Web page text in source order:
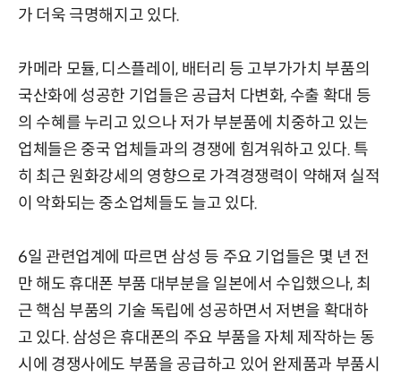
가 더욱 극명해지고 있다.
카메라 모듈, 디스플레이, 배터리 등 고부가가치 부품의
국산화에 성공한 기업들은 공급처 다변화, 수출 확대 등
의 수혜를 누리고 있으나 저가 부분품에 치중하고 있는
업체들은 중국 업체들과의 경쟁에 힘겨워하고 있다. 특
히 최근 원화강세의 영향으로 가격경쟁력이 약해져 실적
이 악화되는 중소업체들도 늘고 있다.
6일 관련업계에 따르면 삼성 등 주요 기업들은 몇 년 전
만 해도 휴대폰 부품 대부분을 일본에서 수입했으나, 최
근 핵심 부품의 기술 독립에 성공하면서 저변을 확대하
고 있다. 삼성은 휴대폰의 주요 부품을 자체 제작하는 동
시에 경쟁사에도 부품을 공급하고 있어 완제품과 부품시